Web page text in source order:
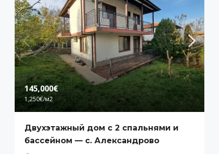
145,000€
1,250€/м2
Двухэтажный дом с 2 спальнями и
бассейном — с. Александрово